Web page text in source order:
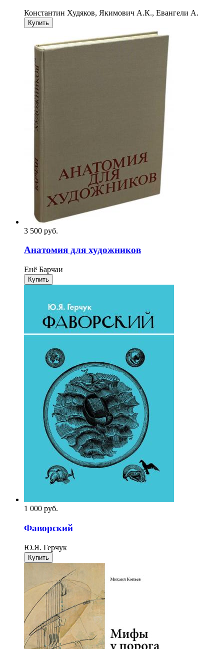
Константин Худяков, Якимович А.К., Евангели А.
Купить
3 500 pуб.
Анатомия для художников
Енё Барчаи
Купить
1 000 pуб.
Фаворский
Ю.Я. Герчук
Купить